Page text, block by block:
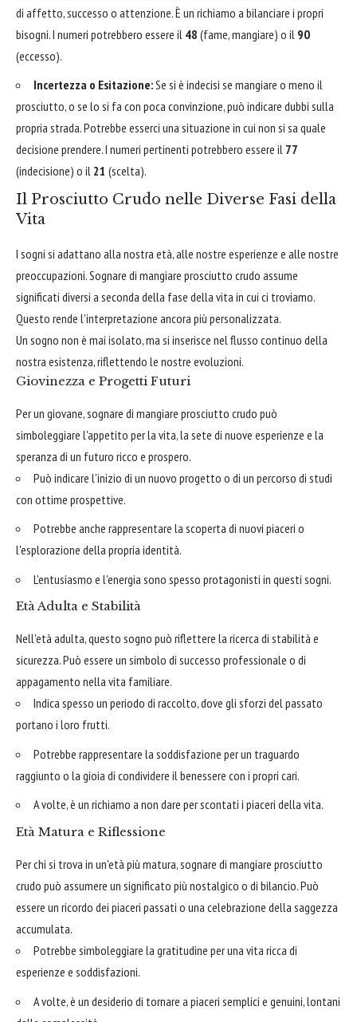
di affetto, successo o attenzione. È un richiamo a bilanciare i propri
bisogni. I numeri potrebbero essere il 48 (fame, mangiare) o il 90
(eccesso).
Incertezza o Esitazione:Se si è indecisi se mangiare o meno il
prosciutto, o se lo si fa con poca convinzione, può indicare dubbi sulla
propria strada. Potrebbe esserci una situazione in cui non si sa quale
decisione prendere. I numeri pertinenti potrebbero essere il 77
(indecisione) o il 21 (scelta).
Il Prosciutto Crudo nelle Diverse Fasi della
Vita
I sogni si adattano alla nostra età, alle nostre esperienze e alle nostre
preoccupazioni. Sognare di mangiare prosciutto crudo assume
significati diversi a seconda della fase della vita in cui ci troviamo.
Questo rende l'interpretazione ancora più personalizzata.
Un sogno non è mai isolato, ma si inserisce nel flusso continuo della
nostra esistenza, riflettendo le nostre evoluzioni.
Giovinezza e Progetti Futuri
Per un giovane, sognare di mangiare prosciutto crudo può
simboleggiare l'appetito per la vita, la sete di nuove esperienze e la
speranza di un futuro ricco e prospero.
Può indicare l'inizio di un nuovo progetto o di un percorso di studi
con ottime prospettive.
Potrebbe anche rappresentare la scoperta di nuovi piaceri o
l'esplorazione della propria identità.
L'entusiasmo e l'energia sono spesso protagonisti in questi sogni.
Età Adulta e Stabilità
Nell'età adulta, questo sogno può riflettere la ricerca di stabilità e
sicurezza. Può essere un simbolo di successo professionale o di
appagamento nella vita familiare.
Indica spesso un periodo di raccolto, dove gli sforzi del passato
portano i loro frutti.
Potrebbe rappresentare la soddisfazione per un traguardo
raggiunto o la gioia di condividere il benessere con i propri cari.
A volte, è un richiamo a non dare per scontati i piaceri della vita.
Età Matura e Riflessione
Per chi si trova in un'età più matura, sognare di mangiare prosciutto
crudo può assumere un significato più nostalgico o di bilancio. Può
essere un ricordo dei piaceri passati o una celebrazione della saggezza
accumulata.
Potrebbe simboleggiare la gratitudine per una vita ricca di
esperienze e soddisfazioni.
A volte, è un desiderio di tornare a piaceri semplici e genuini, lontani